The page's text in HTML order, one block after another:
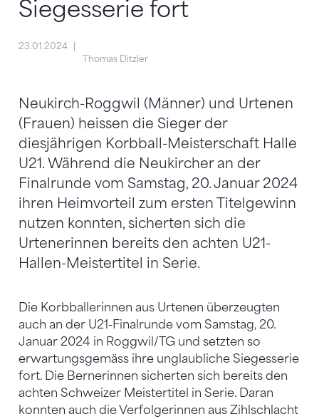
Siegesserie fort
23.01.2024
Thomas Ditzler
Neukirch-Roggwil (Männer) und Urtenen
(Frauen) heissen die Sieger der
diesjährigen Korbball-Meisterschaft Halle
U21. Während die Neukircher an der
Finalrunde vom Samstag, 20. Januar 2024
ihren Heimvorteil zum ersten Titelgewinn
nutzen konnten, sicherten sich die
Urtenerinnen bereits den achten U21-
Hallen-Meistertitel in Serie.
Die Korbballerinnen aus Urtenen überzeugten
auch an der U21-Finalrunde vom Samstag, 20.
Januar 2024 in Roggwil/TG und setzten so
erwartungsgemäss ihre unglaubliche Siegesserie
fort. Die Bernerinnen sicherten sich bereits den
achten Schweizer Meistertitel in Serie. Daran
konnten auch die Verfolgerinnen aus Zihlschlacht